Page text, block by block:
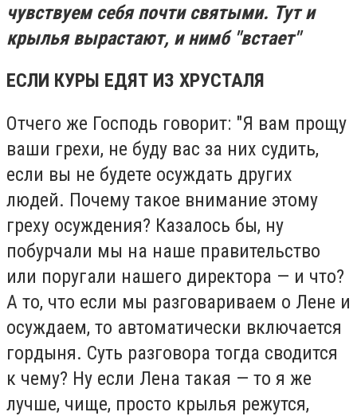
чувствуем себя почти святыми. Тут и
крылья вырастают, и нимб "встает"
ЕСЛИ КУРЫ ЕДЯТ ИЗ ХРУСТАЛЯ
Отчего же Господь говорит: "Я вам прощу
ваши грехи, не буду вас за них судить,
если вы не будете осуждать других
людей. Почему такое внимание этому
греху осуждения? Казалось бы, ну
побурчали мы на наше правительство
или поругали нашего директора — и что?
А то, что если мы разговариваем о Лене и
осуждаем, то автоматически включается
гордыня. Суть разговора тогда сводится
к чему? Ну если Лена такая — то я же
лучше, чище, просто крылья режутся,